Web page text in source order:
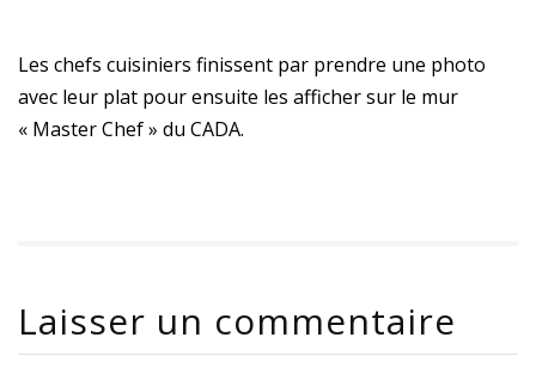
Les chefs cuisiniers finissent par prendre une photo
avec leur plat pour ensuite les afficher sur le mur
« Master Chef » du CADA.
Laisser un commentaire